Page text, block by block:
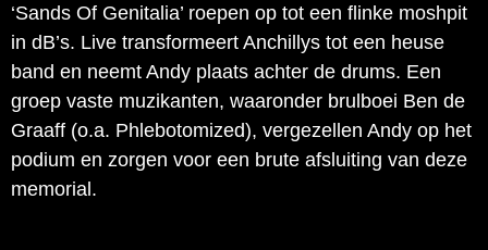
‘Sands Of Genitalia’ roepen op tot een flinke moshpit
in dB’s. Live transformeert Anchillys tot een heuse
band en neemt Andy plaats achter de drums. Een
groep vaste muzikanten, waaronder brulboei Ben de
Graaff (o.a. Phlebotomized), vergezellen Andy op het
podium en zorgen voor een brute afsluiting van deze
memorial.